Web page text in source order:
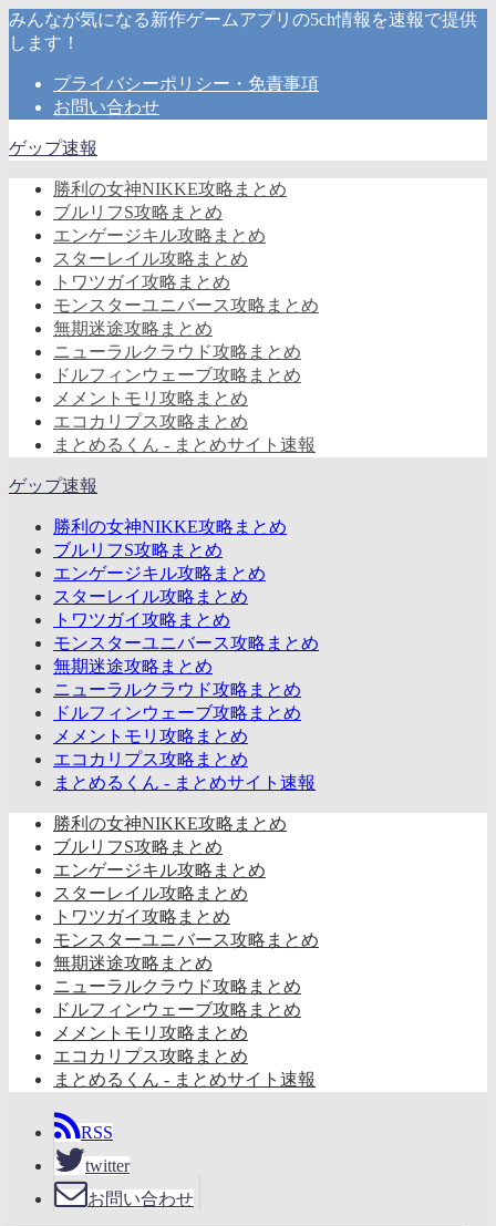
みんなが気になる新作ゲームアプリの5ch情報を速報で提供
します！
プライバシーポリシー・免責事項
お問い合わせ
ゲップ速報
勝利の女神NIKKE攻略まとめ
ブルリフS攻略まとめ
エンゲージキル攻略まとめ
スターレイル攻略まとめ
トワツガイ攻略まとめ
モンスターユニバース攻略まとめ
無期迷途攻略まとめ
ニューラルクラウド攻略まとめ
ドルフィンウェーブ攻略まとめ
メメントモリ攻略まとめ
エコカリプス攻略まとめ
まとめるくん - まとめサイト速報
ゲップ速報
勝利の女神NIKKE攻略まとめ
ブルリフS攻略まとめ
エンゲージキル攻略まとめ
スターレイル攻略まとめ
トワツガイ攻略まとめ
モンスターユニバース攻略まとめ
無期迷途攻略まとめ
ニューラルクラウド攻略まとめ
ドルフィンウェーブ攻略まとめ
メメントモリ攻略まとめ
エコカリプス攻略まとめ
まとめるくん - まとめサイト速報
勝利の女神NIKKE攻略まとめ
ブルリフS攻略まとめ
エンゲージキル攻略まとめ
スターレイル攻略まとめ
トワツガイ攻略まとめ
モンスターユニバース攻略まとめ
無期迷途攻略まとめ
ニューラルクラウド攻略まとめ
ドルフィンウェーブ攻略まとめ
メメントモリ攻略まとめ
エコカリプス攻略まとめ
まとめるくん - まとめサイト速報
RSS
twitter
お問い合わせ